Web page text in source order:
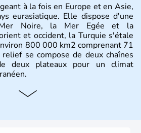
à la fois en Europe et en Asie,
eurasiatique. Elle dispose d'une
Noire, la Mer Egée et la
et occident, la Turquie s'étale
800 000 km2 comprenant 71
se compose de deux chaînes
deux plateaux pour un climat